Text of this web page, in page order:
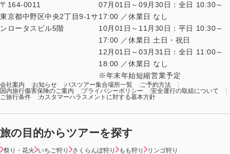
〒164-0011
東京都中野区中央2丁目9-1サ
ンロータスビル5階
07月01日～09月30日：全日 10:30～
17:00 ／休業日 なし
10月01日～11月30日：平日 10:30～
17:00 ／休業日 土日・祝日
12月01日～03月31日：全日 11:00～
18:00 ／休業日 なし
年末年始短縮営業予定
会社案内 お知らせ バスツアー集合場所一覧
ご予約方法
国内旅行傷害保険のご案内
プライバシーポリシー
安全運行の取組について
ご旅行条件
カスタマーハラスメントに対する基本方針
旅の目的からツアーを探す
祭り・花火 いちご狩り さくらんぼ狩り もも狩り リンゴ狩り